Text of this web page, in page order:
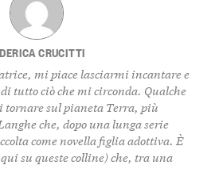
CRUCITTI
mi piace lasciarmi incantare e
tutto ciò che mi circonda. Qualche
tornare sul pianeta Terra, più
che, dopo una lunga serie
come novella figlia adottiva. È
su queste colline) che, tra una